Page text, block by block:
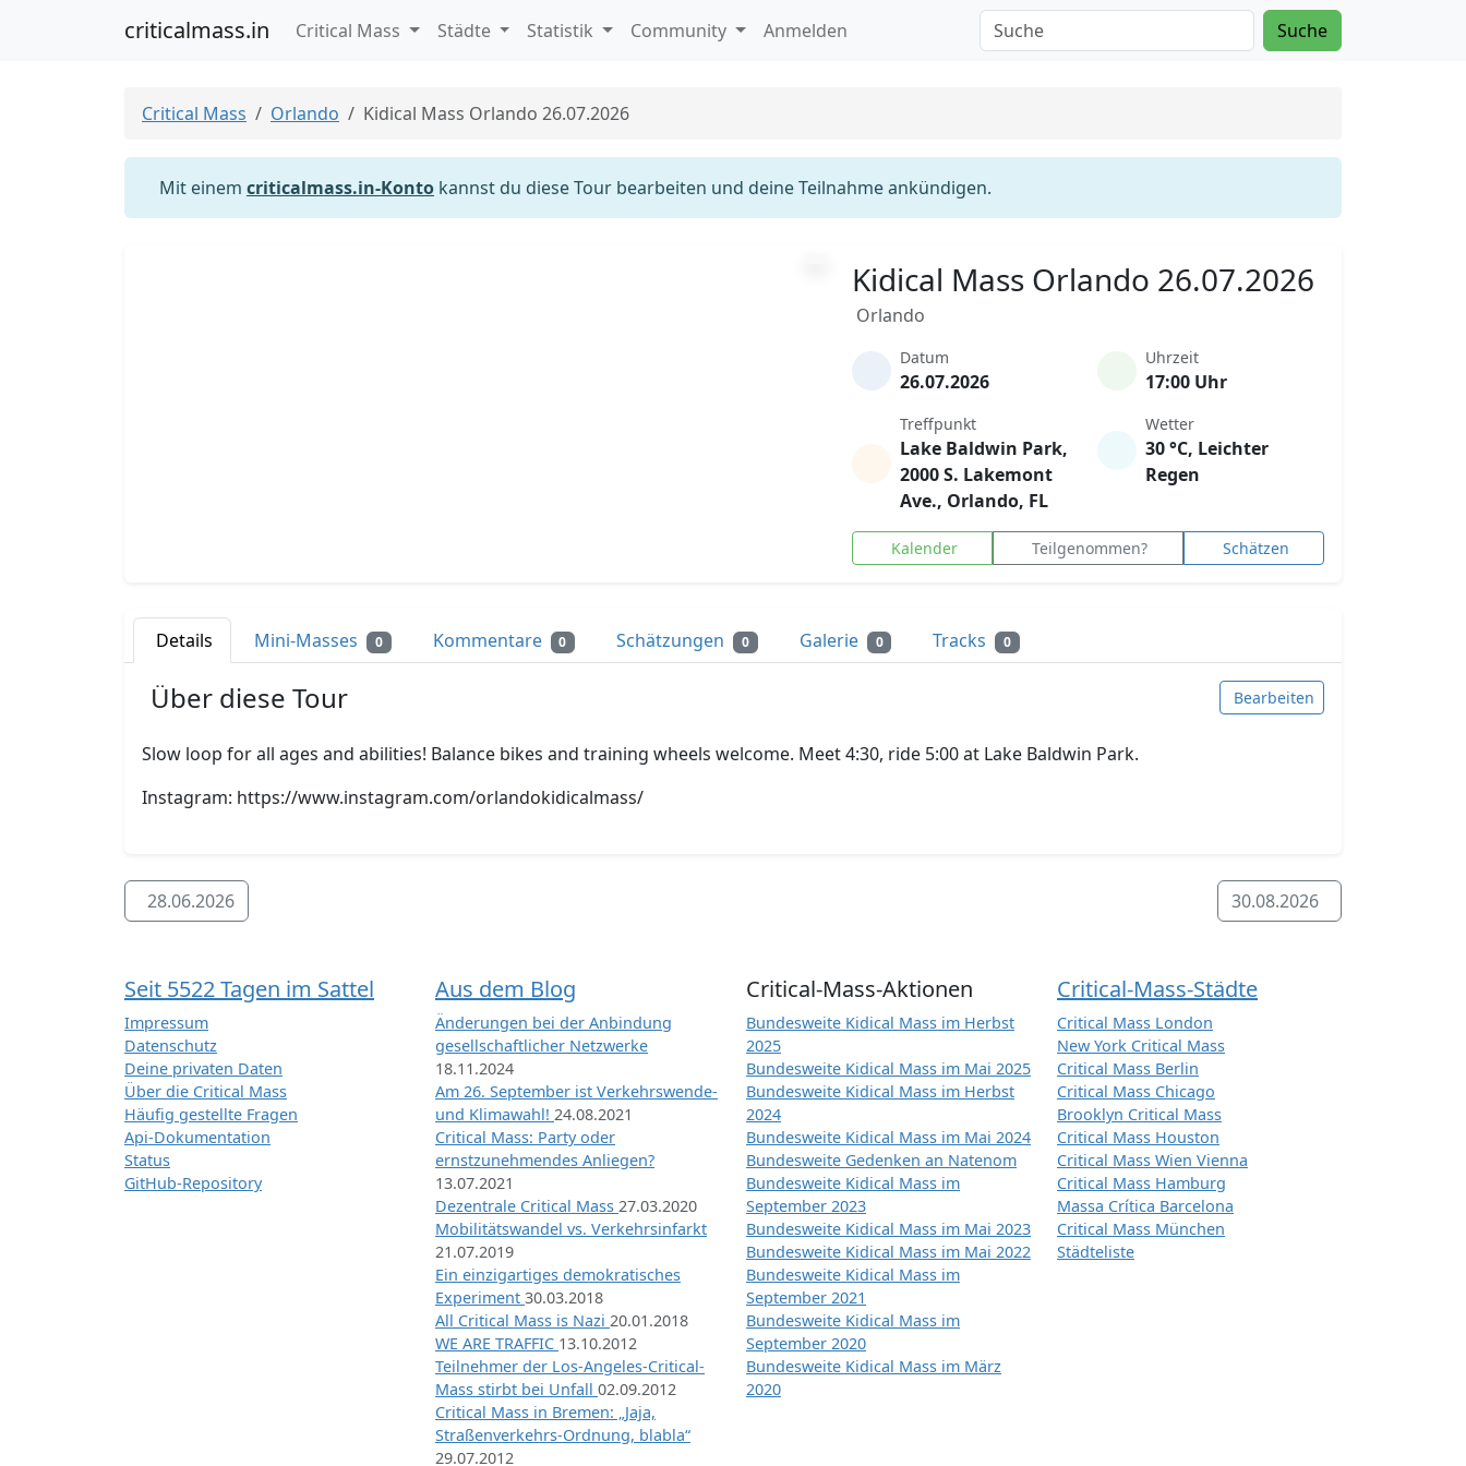
criticalmass.in Critical Mass Städte Statistik Community Anmelden Suche
Critical Mass Orlando Kidical Mass Orlando 26.07.2026
Mit einem criticalmass.in-Konto kannst du diese Tour bearbeiten und deine Teilnahme ankündigen.
Kidical Mass Orlando 26.07.2026
Orlando
Datum
26.07.2026
Uhrzeit
17:00 Uhr
Treffpunkt
Lake Baldwin Park,
2000 S. Lakemont
Ave., Orlando, FL
Wetter
30 °C, Leichter
Regen
Kalender Teilgenommen? Schätzen
Details Mini-Masses 0 Kommentare 0 Schätzungen 0 Galerie 0 Tracks 0
Über diese Tour Bearbeiten
Slow loop for all ages and abilities! Balance bikes and training wheels welcome. Meet 4:30, ride 5:00 at Lake Baldwin Park.
Instagram: https://www.instagram.com/orlandokidicalmass/
28.06.2026 30.08.2026
Seit 5522 Tagen im Sattel
Impressum
Datenschutz
Deine privaten Daten
Über die Critical Mass
Häufig gestellte Fragen
Api-Dokumentation
Status
GitHub-Repository
Aus dem Blog
Änderungen bei der Anbindung
gesellschaftlicher Netzwerke
18.11.2024
Am 26. September ist Verkehrswende-
und Klimawahl! 24.08.2021
Critical Mass: Party oder
ernstzunehmendes Anliegen?
13.07.2021
Dezentrale Critical Mass 27.03.2020
Mobilitätswandel vs. Verkehrsinfarkt
21.07.2019
Ein einzigartiges demokratisches
Experiment 30.03.2018
All Critical Mass is Nazi 20.01.2018
WE ARE TRAFFIC 13.10.2012
Teilnehmer der Los-Angeles-Critical-
Mass stirbt bei Unfall 02.09.2012
Critical Mass in Bremen: „Jaja,
Straßenverkehrs-Ordnung, blabla“
29.07.2012
Critical-Mass-Aktionen
Bundesweite Kidical Mass im Herbst
2025
Bundesweite Kidical Mass im Mai 2025
Bundesweite Kidical Mass im Herbst
2024
Bundesweite Kidical Mass im Mai 2024
Bundesweite Gedenken an Natenom
Bundesweite Kidical Mass im
September 2023
Bundesweite Kidical Mass im Mai 2023
Bundesweite Kidical Mass im Mai 2022
Bundesweite Kidical Mass im
September 2021
Bundesweite Kidical Mass im
September 2020
Bundesweite Kidical Mass im März
2020
Critical-Mass-Städte
Critical Mass London
New York Critical Mass
Critical Mass Berlin
Critical Mass Chicago
Brooklyn Critical Mass
Critical Mass Houston
Critical Mass Wien Vienna
Critical Mass Hamburg
Massa Crítica Barcelona
Critical Mass München
Städteliste